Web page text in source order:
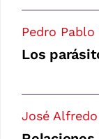
Pedro Pablo
Los
José